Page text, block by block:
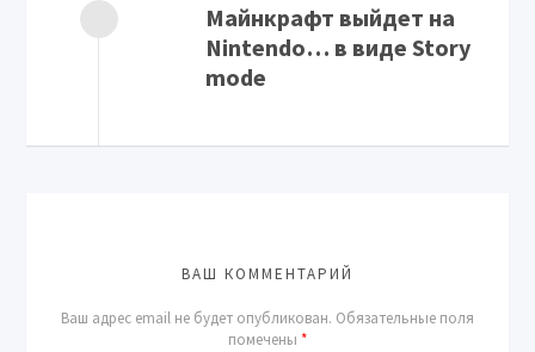
Майнкрафт выйдет на
Nintendo… в виде Story
mode
ВАШ КОММЕНТАРИЙ
Ваш адрес email не будет опубликован. Обязательные поля
помечены *